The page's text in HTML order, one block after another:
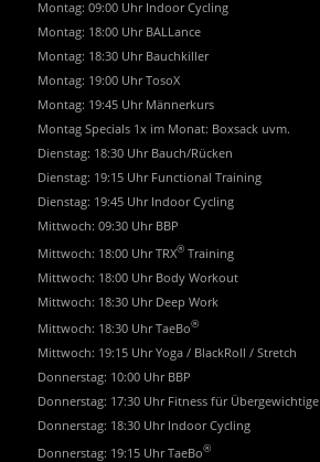
Montag: 09:00 Uhr Indoor Cycling
Montag: 18:00 Uhr BALLance
Montag: 18:30 Uhr Bauchkiller
Montag: 19:00 Uhr TosoX
Montag: 19:45 Uhr Männerkurs
Montag Specials 1x im Monat: Boxsack uvm.
Dienstag: 18:30 Uhr Bauch/Rücken
Dienstag: 19:15 Uhr Functional Training
Dienstag: 19:45 Uhr Indoor Cycling
Mittwoch: 09:30 Uhr BBP
Mittwoch: 18:00 Uhr TRX®Training
Mittwoch: 18:00 Uhr Body Workout
Mittwoch: 18:30 Uhr Deep Work
Mittwoch: 18:30 Uhr TaeBo®
Mittwoch: 19:15 Uhr Yoga / BlackRoll / Stretch
Donnerstag: 10:00 Uhr BBP
Donnerstag: 17:30 Uhr Fitness für Übergewichtige
Donnerstag: 18:30 Uhr Indoor Cycling
Donnerstag: 19:15 Uhr TaeBo®